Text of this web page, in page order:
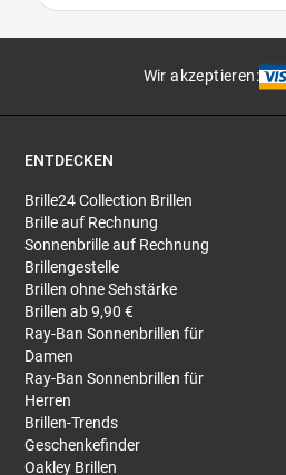
Wir akzeptieren:
ENTDECKEN
Brille24 Collection Brillen
Brille auf Rechnung
Sonnenbrille auf Rechnung
Brillengestelle
Brillen ohne Sehstärke
Brillen ab 9,90 €
Ray-Ban Sonnenbrillen für
Damen
Ray-Ban Sonnenbrillen für
Herren
Brillen-Trends
Geschenkefinder
Oakley Brillen